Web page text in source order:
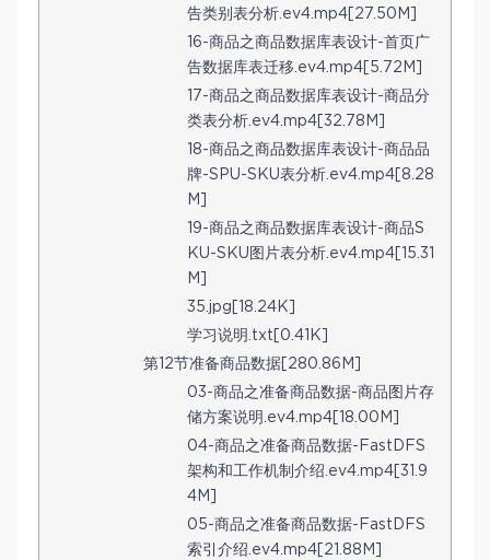
告类别表分析.ev4.mp4[27.50M]
16-商品之商品数据库表设计-首页广
告数据库表迁移.ev4.mp4[5.72M]
17-商品之商品数据库表设计-商品分
类表分析.ev4.mp4[32.78M]
18-商品之商品数据库表设计-商品品
牌-SPU-SKU表分析.ev4.mp4[8.28
M]
19-商品之商品数据库表设计-商品S
KU-SKU图片表分析.ev4.mp4[15.31
M]
35.jpg[18.24K]
学习说明.txt[0.41K]
第12节准备商品数据[280.86M]
03-商品之准备商品数据-商品图片存
储方案说明.ev4.mp4[18.00M]
04-商品之准备商品数据-FastDFS
架构和工作机制介绍.ev4.mp4[31.9
4M]
05-商品之准备商品数据-FastDFS
索引介绍.ev4.mp4[21.88M]